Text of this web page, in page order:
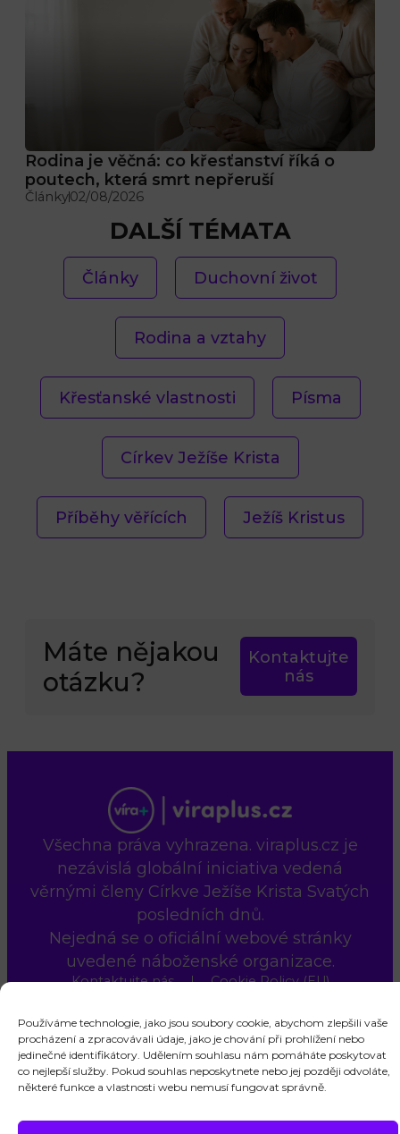
Používáme technologie, jako jsou soubory cookie, abychom zlepšili vaše
procházení a zpracovávali údaje, jako je chování při prohlížení nebo
jedinečné identifikátory. Udělením souhlasu nám pomáháte poskytovat
co nejlepší služby. Pokud souhlas neposkytnete nebo jej později odvoláte,
některé funkce a vlastnosti webu nemusí fungovat správně.
Rodina je věčná: co křesťanství říká o
poutech, která smrt nepřeruší
Články02/08/2026
DALŠÍ TÉMATA
Články Duchovní život
Rodina a vztahy
Křesťanské vlastnosti Písma
Církev Ježíše Krista
Příběhy věřících Ježíš Kristus
Máte nějakou
otázku?
Kontaktujte
nás
Všechna práva vyhrazena. viraplus.cz je
nezávislá globální iniciativa vedená
věrnými členy Církve Ježíše Krista Svatých
posledních dnů.
Nejedná se o oficiální webové stránky
uvedené náboženské organizace.
Kontaktujte nás Cookie Policy (EU)